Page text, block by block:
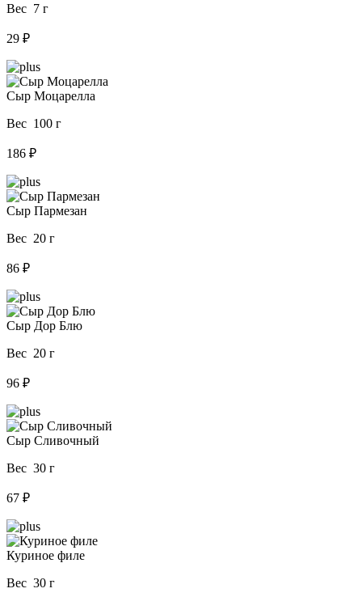
Вес 7 г
29 ₽
Сыр Моцарелла
Вес 100 г
186 ₽
Сыр Пармезан
Вес 20 г
86 ₽
Сыр Дор Блю
Вес 20 г
96 ₽
Сыр Сливочный
Вес 30 г
67 ₽
Куриное филе
Вес 30 г